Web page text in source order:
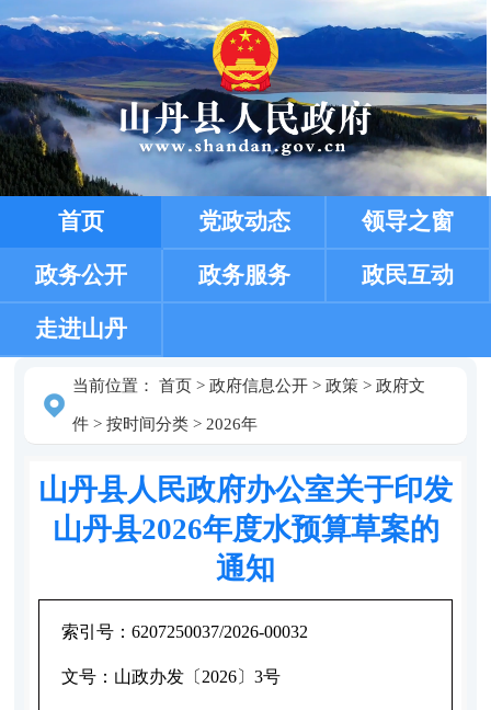
首页 党政动态 领导之窗
政务公开 政务服务 政民互动
走进山丹
当前位置： 首页> 政府信息公开> 政策> 政府文
件> 按时间分类> 2026年
山丹县人民政府办公室关于印发
山丹县2026年度水预算草案的
通知
索引号： 6207250037/2026-00032
文号： 山政办发〔2026〕3号